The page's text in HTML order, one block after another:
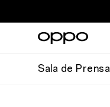
Sala de Prensa